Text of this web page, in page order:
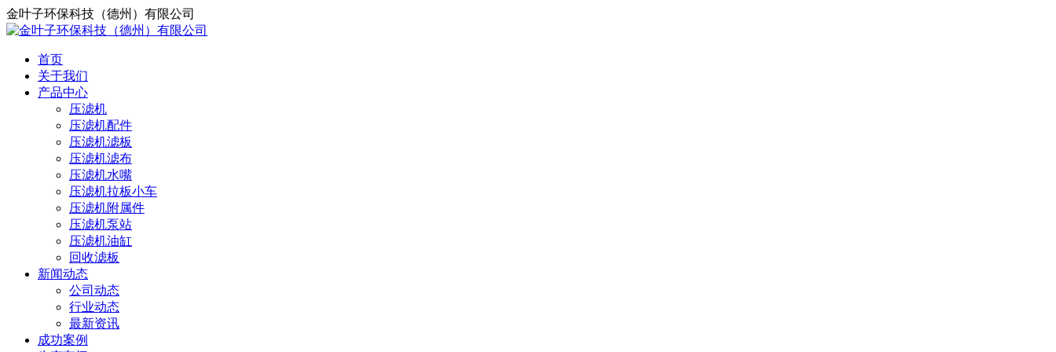
金叶子环保科技（德州）有限公司
首页
关于我们
产品中心
压滤机
压滤机配件
压滤机滤板
压滤机滤布
压滤机水嘴
压滤机拉板小车
压滤机附属件
压滤机泵站
压滤机油缸
回收滤板
新闻动态
公司动态
行业动态
最新资讯
成功案例